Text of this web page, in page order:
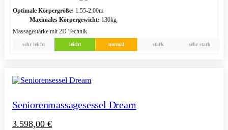
Optimale Körpergröße: 1.55-2.00m
Maximales Körpergewicht: 130kg
Massagestärke mit 2D Technik
sehr leicht leicht normal stark sehr stark
Seniorenmassagesessel Dream
3.598,00 €